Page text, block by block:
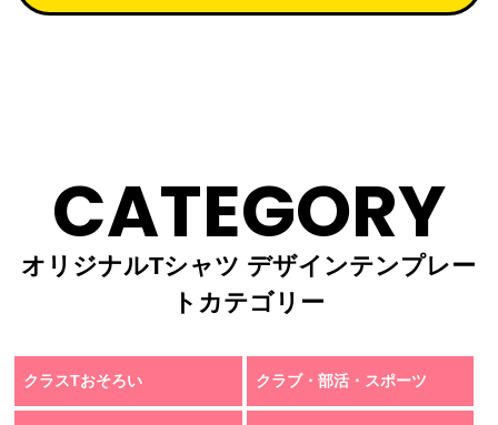
CATEGORY
オリジナルTシャツ デザインテンプレー
トカテゴリー
クラスTおそろい クラブ・部活・スポーツ